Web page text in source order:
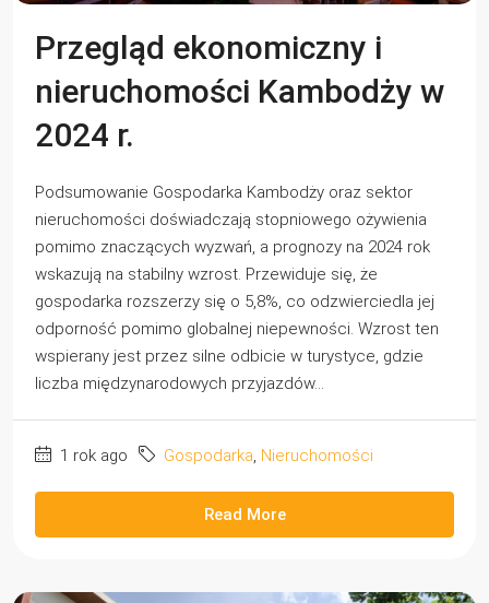
Przegląd ekonomiczny i
nieruchomości Kambodży w
2024 r.
Podsumowanie Gospodarka Kambodży oraz sektor
nieruchomości doświadczają stopniowego ożywienia
pomimo znaczących wyzwań, a prognozy na 2024 rok
wskazują na stabilny wzrost. Przewiduje się, że
gospodarka rozszerzy się o 5,8%, co odzwierciedla jej
odporność pomimo globalnej niepewności. Wzrost ten
wspierany jest przez silne odbicie w turystyce, gdzie
liczba międzynarodowych przyjazdów...
1 rok ago Gospodarka, Nieruchomości
Read More